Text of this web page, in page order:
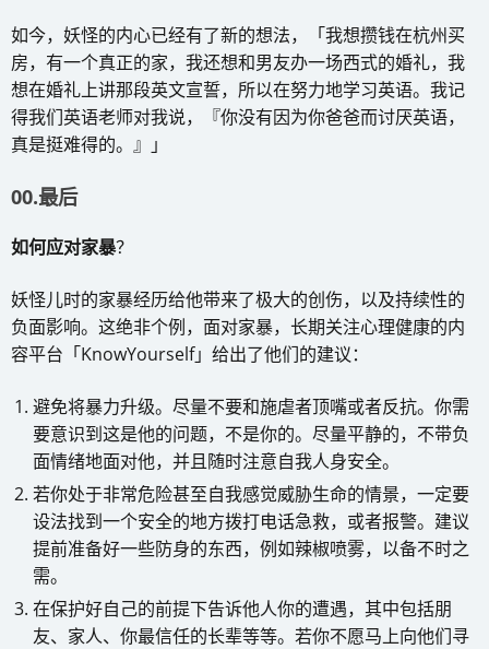
如今，妖怪的内心已经有了新的想法，「我想攒钱在杭州买
房，有一个真正的家，我还想和男友办一场西式的婚礼，我
想在婚礼上讲那段英文宣誓，所以在努力地学习英语。我记
得我们英语老师对我说，『你没有因为你爸爸而讨厌英语，
真是挺难得的。』」
00.最后
如何应对家暴？
妖怪儿时的家暴经历给他带来了极大的创伤，以及持续性的
负面影响。这绝非个例，面对家暴，长期关注心理健康的内
容平台「KnowYourself」给出了他们的建议：
避免将暴力升级。尽量不要和施虐者顶嘴或者反抗。你需
要意识到这是他的问题，不是你的。尽量平静的，不带负
面情绪地面对他，并且随时注意自我人身安全。
若你处于非常危险甚至自我感觉威胁生命的情景，一定要
设法找到一个安全的地方拨打电话急救，或者报警。建议
提前准备好一些防身的东西，例如辣椒喷雾，以备不时之
需。
在保护好自己的前提下告诉他人你的遭遇，其中包括朋
友、家人、你最信任的长辈等等。若你不愿马上向他们寻